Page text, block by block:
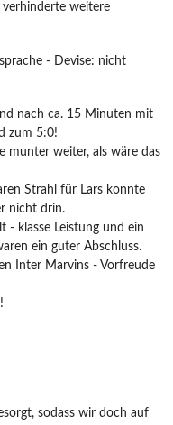
verhinderte weitere
- Devise: nicht
nach ca. 15 Minuten mit
zum 5:0!
munter weiter, als wäre das
Strahl für Lars konnte
nicht drin.
- klasse Leistung und ein
ein guter Abschluss.
Inter Marvins - Vorfreude
sodass wir doch auf